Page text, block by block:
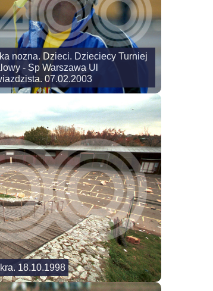
nozna. Dzieci. Dzieciecy Turniej
- Sp Warszawa Ul
07.02.2003
18.10.1998